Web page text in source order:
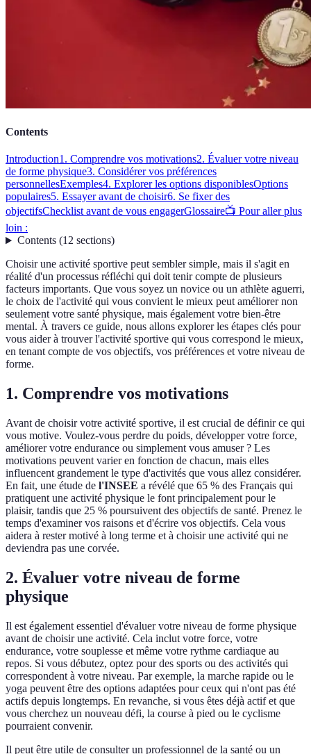
Contents
Introduction1. Comprendre vos motivations2. Évaluer votre niveau
de forme physique3. Considérer vos préférences
personnellesExemples4. Explorer les options disponiblesOptions
populaires5. Essayer avant de choisir6. Se fixer des
objectifsChecklist avant de vous engagerGlossaire📺 Pour aller plus
loin :
Contents(12 sections)
Choisir une activité sportive peut sembler simple, mais il s'agit en
réalité d'un processus réfléchi qui doit tenir compte de plusieurs
facteurs importants. Que vous soyez un novice ou un athlète aguerri,
le choix de l'activité qui vous convient le mieux peut améliorer non
seulement votre santé physique, mais également votre bien-être
mental. À travers ce guide, nous allons explorer les étapes clés pour
vous aider à trouver l'activité sportive qui vous correspond le mieux,
en tenant compte de vos objectifs, vos préférences et votre niveau de
forme.
1. Comprendre vos motivations
Avant de choisir votre activité sportive, il est crucial de définir ce qui
vous motive. Voulez-vous perdre du poids, développer votre force,
améliorer votre endurance ou simplement vous amuser ? Les
motivations peuvent varier en fonction de chacun, mais elles
influencent grandement le type d'activités que vous allez considérer.
En fait, une étude de l'INSEE a révélé que 65 % des Français qui
pratiquent une activité physique le font principalement pour le
plaisir, tandis que 25 % poursuivent des objectifs de santé. Prenez le
temps d'examiner vos raisons et d'écrire vos objectifs. Cela vous
aidera à rester motivé à long terme et à choisir une activité qui ne
deviendra pas une corvée.
2. Évaluer votre niveau de forme
physique
Il est également essentiel d'évaluer votre niveau de forme physique
avant de choisir une activité. Cela inclut votre force, votre
endurance, votre souplesse et même votre rythme cardiaque au
repos. Si vous débutez, optez pour des sports ou des activités qui
correspondent à votre niveau. Par exemple, la marche rapide ou le
yoga peuvent être des options adaptées pour ceux qui n'ont pas été
actifs depuis longtemps. En revanche, si vous êtes déjà actif et que
vous cherchez un nouveau défi, la course à pied ou le cyclisme
pourraient convenir.
Il peut être utile de consulter un professionnel de la santé ou un